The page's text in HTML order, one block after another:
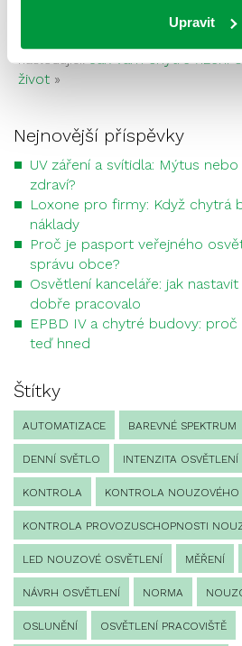
Upravit
Protokol o
následující: Jak vám chytré řízení
život »
Nejnovější příspěvky
UV záření a svítidla: Mýtus
zdraví?
Loxone pro firmy: Když chytrá
náklady
Proč je pasport veřejného
správu obce?
Osvětlení kanceláře: jak
dobře pracovalo
EPBD IV a chytré budovy:
teď hned
Štítky
AUTOMATIZACE BAREVNÉ SPEKTRUM
DENNÍ SVĚTLO INTENZITA OSVĚTLENÍ
KONTROLA KONTROLA NOUZOVÉHO
KONTROLA PROVOZUSCHOPNOSTI
LED NOUZOVÉ OSVĚTLENÍ MĚŘENÍ
NÁVRH OSVĚTLENÍ NORMA
OSLUNĚNÍ OSVĚTLENÍ PRACOVIŠTĚ